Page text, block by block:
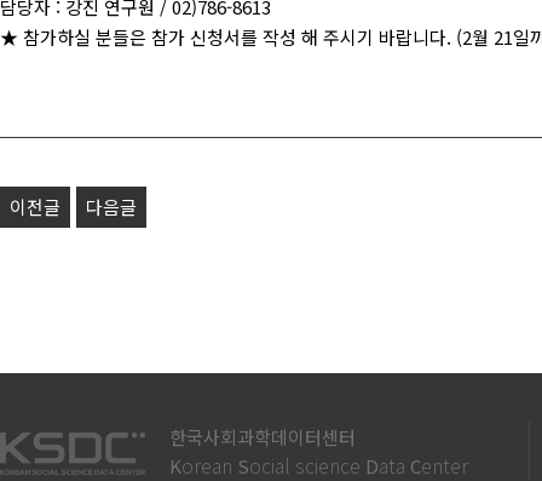
담당자 : 강진 연구원 / 02)786-8613
★ 참가하실 분들은 참가 신청서를 작성 해 주시기 바랍니다. (2월 21일
이전글 다음글
한국사회과학데이터센터
Korean Social science Data Center